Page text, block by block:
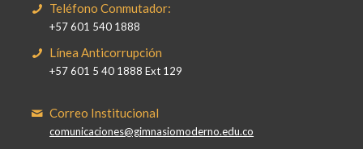
Teléfono Conmutador:
+57 601 540 1888
Línea Anticorrupción
+57 601 5 40 1888 Ext 129
Correo Institucional
comunicaciones@gimnasiomoderno.edu.co